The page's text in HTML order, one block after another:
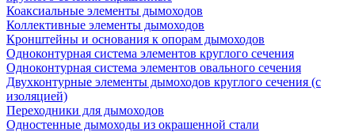
Коаксиальные элементы дымоходов
Коллективные элементы дымоходов
Кронштейны и основания к опорам дымоходов
Одноконтурная система элементов круглого сечения
Одноконтурная система элементов овального сечения
Двухконтурные элементы дымоходов круглого сечения (с
изоляцией)
Переходники для дымоходов
Одностенные дымоходы из окрашенной стали